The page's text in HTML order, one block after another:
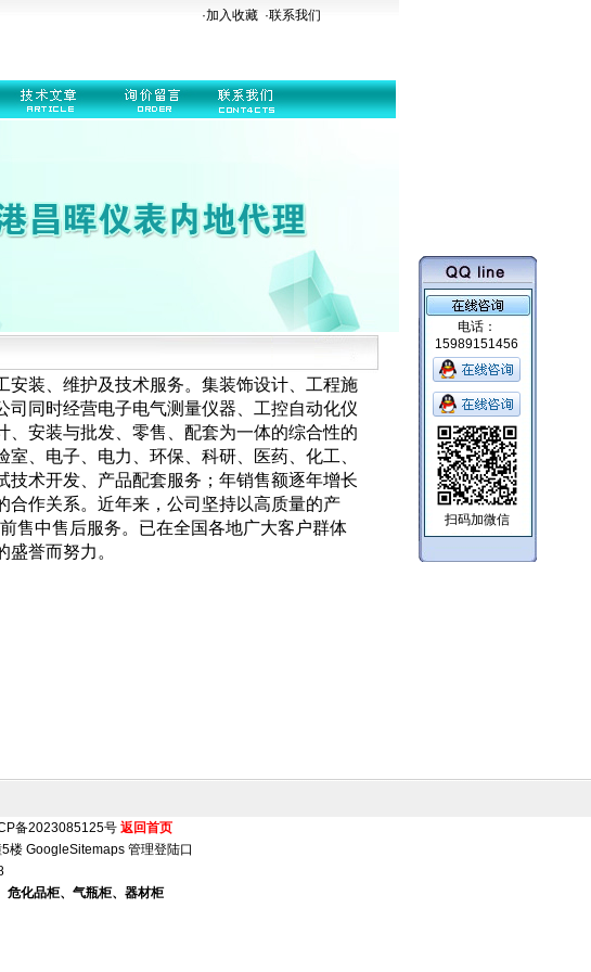
·加入收藏 ·联系我们
安装、维护及技术服务。集装饰设计、工程施
同时经营电子电气测量仪器、工控自动化仪
安装与批发、零售、配套为一体的综合性的
、电子、电力、环保、科研、医药、化工、
术开发、产品配套服务；年销售额逐年增长
合作关系。近年来，公司坚持以高质量的产
售中售后服务。已在全国各地广大客户群体
誉而努力。
备2023085125号 返回首页
楼 GoogleSitemaps 管理登陆口
危化品柜、气瓶柜、器材柜
电话：
15989151456
扫码加微信